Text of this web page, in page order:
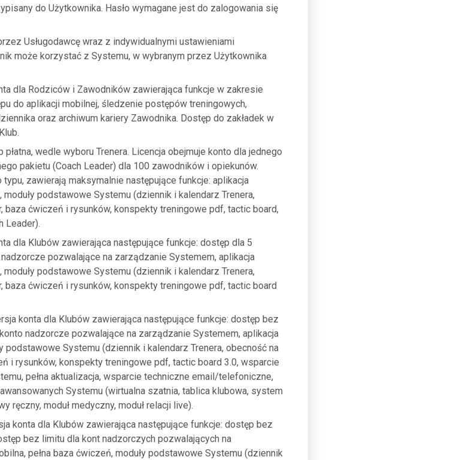
do Użytkownika. Hasło wymagane jest do zalogowania się
Usługodawcę wraz z indywidualnymi ustawieniami
może korzystać z Systemu, w wybranym przez Użytkownika
dla Rodziców i Zawodników zawierająca funkcje w zakresie
do aplikacji mobilnej, śledzenie postępów treningowych,
oraz archiwum kariery Zawodnika. Dostęp do zakładek w
wedle wyboru Trenera. Licencja obejmuje konto dla jednego
pakietu (Coach Leader) dla 100 zawodników i opiekunów.
zawierają maksymalnie następujące funkcje: aplikacja
podstawowe Systemu (dziennik i kalendarz Trenera,
baza ćwiczeń i rysunków, konspekty treningowe pdf, tactic board,
Leader).
dla Klubów zawierająca następujące funkcje: dostęp dla 5
pozwalające na zarządzanie Systemem, aplikacja
podstawowe Systemu (dziennik i kalendarz Trenera,
baza ćwiczeń i rysunków, konspekty treningowe pdf, tactic board
konta dla Klubów zawierająca następujące funkcje: dostęp bez
nadzorcze pozwalające na zarządzanie Systemem, aplikacja
podstawowe Systemu (dziennik i kalendarz Trenera, obecność na
i rysunków, konspekty treningowe pdf, tactic board 3.0, wsparcie
pełna aktualizacja, wsparcie techniczne email/telefoniczne,
Systemu (wirtualna szatnia, tablica klubowa, system
ręczny, moduł medyczny, moduł relacji live).
konta dla Klubów zawierająca następujące funkcje: dostęp bez
bez limitu dla kont nadzorczych pozwalających na
pełna baza ćwiczeń, moduły podstawowe Systemu (dziennik